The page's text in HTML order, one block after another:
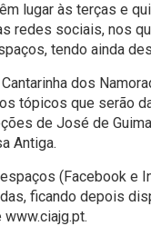
lugar às terças e
redes sociais, nos
tendo ainda
dos
tópicos que serão
de José de
Antiga.
(Facebook e
ficando depois